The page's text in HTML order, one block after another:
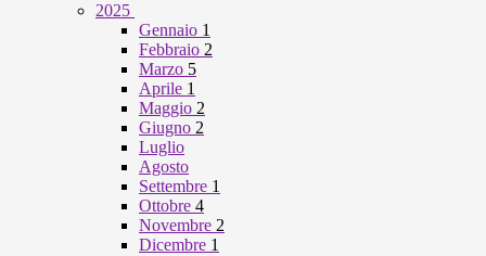
2025
Gennaio 1
Febbraio 2
Marzo 5
Aprile 1
Maggio 2
Giugno 2
Luglio
Agosto
Settembre 1
Ottobre 4
Novembre 2
Dicembre 1